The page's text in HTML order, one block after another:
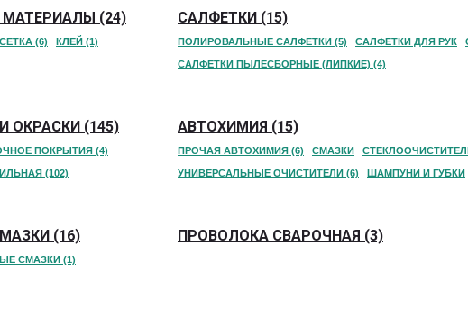
(24)
(6) КЛЕЙ (1)
САЛФЕТКИ (15)
ПОЛИРОВАЛЬНЫЕ САЛФЕТКИ (5) САЛФЕТКИ ДЛЯ РУК
САЛФЕТКИ ПЫЛЕСБОРНЫЕ (ЛИПКИЕ) (4)
ОКРАСКИ (145)
ПОКРЫТИЯ (4)
(102)
АВТОХИМИЯ (15)
ПРОЧАЯ АВТОХИМИЯ (6) СМАЗКИ
УНИВЕРСАЛЬНЫЕ ОЧИСТИТЕЛИ (6) ШАМПУНИ И ГУБКИ
(16)
СМАЗКИ (1)
ПРОВОЛОКА СВАРОЧНАЯ (3)